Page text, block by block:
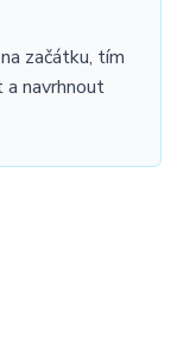
začátku, tím
a navrhnout